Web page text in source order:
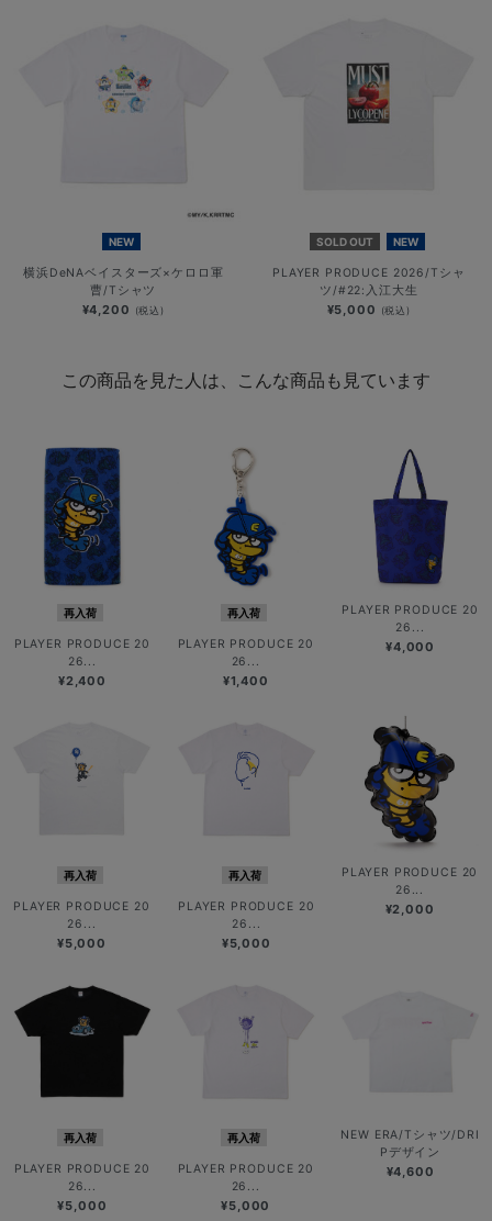
NEW
横浜DeNAベイスターズ×ケロロ軍
曹/Tシャツ
¥4,200 (税込)
SOLD OUT NEW
PLAYER PRODUCE 2026/Tシャ
ツ/#22:入江大生
¥5,000 (税込)
この商品を見た人は、こんな商品も見ています
再入荷
PLAYER PRODUCE 20
26...
¥2,400
再入荷
PLAYER PRODUCE 20
26...
¥1,400
PLAYER PRODUCE 20
26...
¥4,000
再入荷
PLAYER PRODUCE 20
26...
¥5,000
再入荷
PLAYER PRODUCE 20
26...
¥5,000
PLAYER PRODUCE 20
26...
¥2,000
再入荷
PLAYER PRODUCE 20
26...
¥5,000
再入荷
PLAYER PRODUCE 20
26...
¥5,000
NEW ERA/Tシャツ/DRI
Pデザイン
¥4,600